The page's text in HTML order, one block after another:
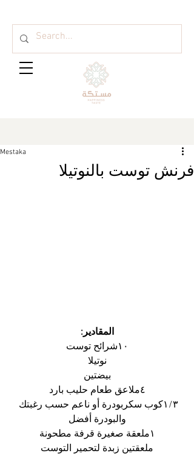
فرنش توست بالنوتيلا
Mestaka
المقادير:
١٠شرائح توست
نوتيلا
بيضتين
٤ملاعق طعام حليب بارد
١/٣كوب سكربودرة أو ناعم حسب رغبتك
والبودرة أفضل
١ملعقة صغيرة قرفة مطحونة
ملعقتين زبدة لتحمير التوست